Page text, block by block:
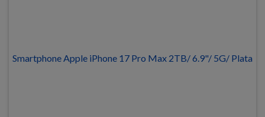
Smartphone Apple iPhone 17 Pro Max 2TB/ 6.9"/ 5G/ Plata